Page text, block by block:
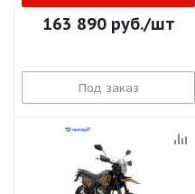
163 890руб./шт
Под заказ